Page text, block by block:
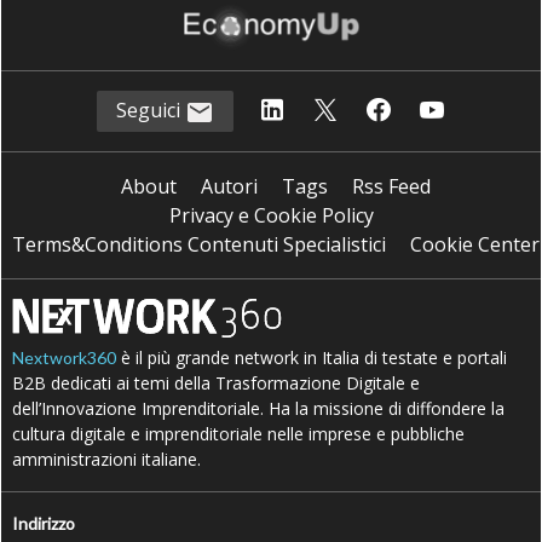
Seguici
About Autori Tags
Rss Feed
Privacy e Cookie Policy
Terms&Conditions Contenuti Specialistici
Cookie Center
Nextwork360 è il più grande network in Italia di testate e portali
B2B dedicati ai temi della Trasformazione Digitale e
dell’Innovazione Imprenditoriale. Ha la missione di diffondere la
cultura digitale e imprenditoriale nelle imprese e pubbliche
amministrazioni italiane.
Indirizzo